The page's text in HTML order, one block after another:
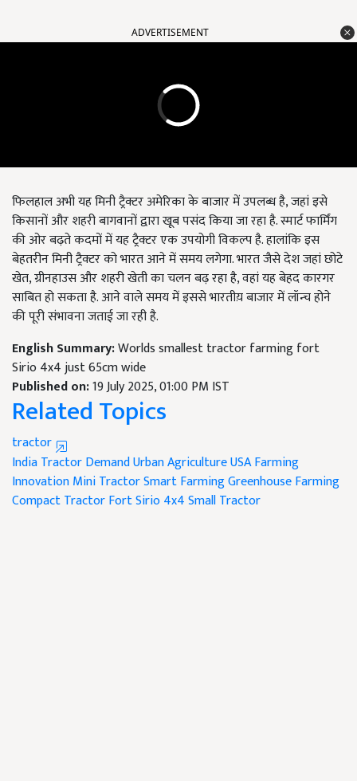
ADVERTISEMENT
फिलहाल अभी यह मिनी ट्रैक्टर अमेरिका के बाजार में उपलब्ध है, जहां इसे
किसानों और शहरी बागवानों द्वारा खूब पसंद किया जा रहा है. स्मार्ट फार्मिंग
की ओर बढ़ते कदमों में यह ट्रैक्टर एक उपयोगी विकल्प है. हालांकि इस
बेहतरीन मिनी ट्रैक्टर को भारत आने में समय लगेगा. भारत जैसे देश जहां छोटे
खेत, ग्रीनहाउस और शहरी खेती का चलन बढ़ रहा है, वहां यह बेहद कारगर
साबित हो सकता है. आने वाले समय में इससे भारतीय़ बाजार में लॉन्च होने
की पूरी संभावना जताई जा रही है.
English Summary:Worlds smallest tractor farming fort
Sirio 4x4 just 65cm wide
Published on:19 July 2025, 01:00 PM IST
Related Topics
tractor
India Tractor DemandUrban AgricultureUSA Farming
InnovationMini TractorSmart FarmingGreenhouse Farming
Compact TractorFort Sirio 4x4Small Tractor